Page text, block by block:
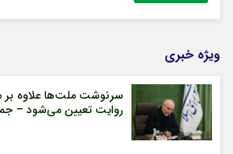
ویژه خبری
سرنوشت ملت‌ها علاوه بر
روایت تعیین می‌شود –